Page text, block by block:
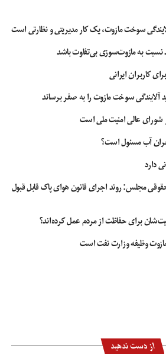
کنید، بهترین نوع آیدی برای شما حساب
حساب Apple Store: با داشتن این نوع حساب می‌توانید از داخل بخش
آنلاین اپل وارد شوید و محصولات و خدمات اپل
حساب Apple Developer: اگر به عنوان یک توسعه‌دهنده نرم‌افزار، به
اپل به این حساب نیاز دارید.
سوخت مازوت، یک کار مدیریتی و نظارتی است
نسبت به مازوت‌سوزی بی‌تفاوت باشد
کاربران ایرانی
آلایندگی سوخت مازوت را به صفر برساند
شورای عالی امنیت ملی است
آب مسئول است؟
دارد
مجلس: روند اجرای قانون هوای پاک قابل قبول
برای حفاظت از مردم عمل کرده‌اند؟
وظیفه وزارت نفت است
از دست ندهید